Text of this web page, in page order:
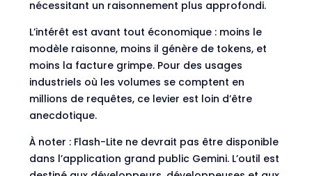
nécessitant un raisonnement plus approfondi.
L’intérêt est avant tout économique : moins le
modèle raisonne, moins il génère de tokens, et
moins la facture grimpe. Pour des usages
industriels où les volumes se comptent en
millions de requêtes, ce levier est loin d’être
anecdotique.
À noter : Flash-Lite ne devrait pas être disponible
dans l’application grand public Gemini. L’outil est